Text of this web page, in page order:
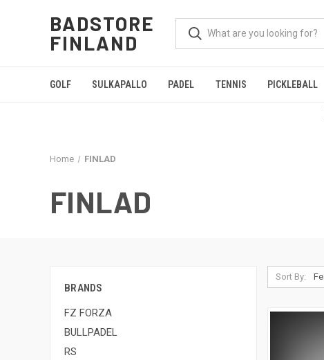
BADSTORE
FINLAND
GOLF SULKAPALLO PADEL TENNIS PICKLEBALL
Home FINLAD
FINLAD
BRANDS
FZ FORZA
BULLPADEL
RS
Sort By: